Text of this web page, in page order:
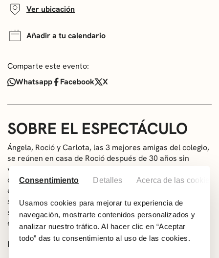
Consentimiento Detalles Acerca de las cookies
Usamos cookies para mejorar tu experiencia de
navegación, mostrarte contenidos personalizados y
analizar nuestro tráfico. Al hacer clic en “Aceptar
todo” das tu consentimiento al uso de las cookies.
Ver ubicación
Añadir a tu calendario
Comparte este evento:
Whatsapp
Facebook X
SOBRE EL ESPECTÁCULO
Ángela, Roció y Carlota, las 3 mejores amigas del colegio,
se reúnen en casa de Roció después de 30 años sin
verse. Son ya mujeres maduras, cercanas a la
cincuentena y pronto descubren un nexo en común que
es la soledad. Entre copas, risas y comentarios sobre
sus vidas el ambiente se va distendiendo y surge una
sorprendente proposición que cambiara el futuro de
estas tres mujeres.
Ficha artística